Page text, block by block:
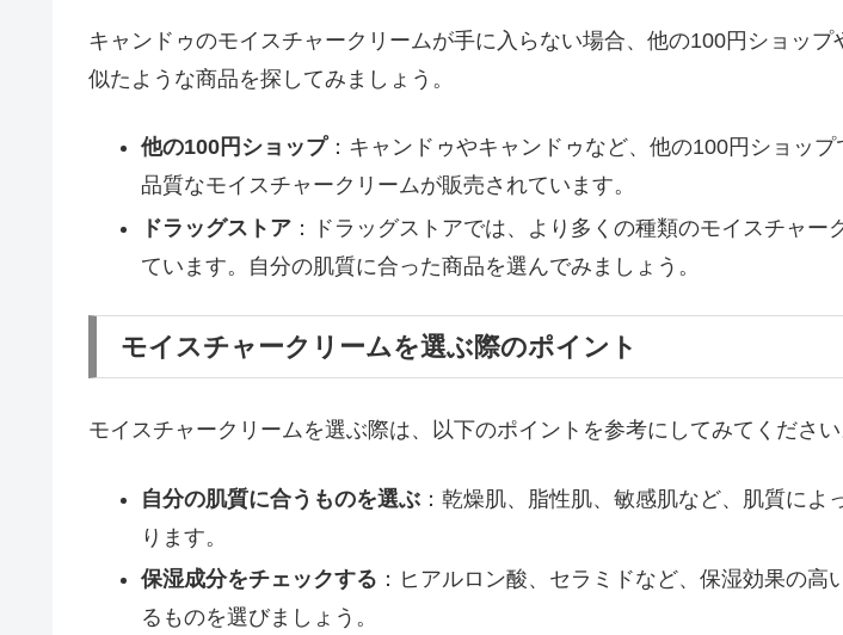
キャンドゥのモイスチャークリームが手に入らない場合、他の100円ショップ
似たような商品を探してみましょう。
他の100円ショップ：キャンドゥやキャンドゥなど、他の100円ショッ
品質なモイスチャークリームが販売されています。
ドラッグストア：ドラッグストアでは、より多くの種類のモイスチャー
ています。自分の肌質に合った商品を選んでみましょう。
モイスチャークリームを選ぶ際のポイント
モイスチャークリームを選ぶ際は、以下のポイントを参考にしてみてください
自分の肌質に合うものを選ぶ：乾燥肌、脂性肌、敏感肌など、肌質によ
ります。
保湿成分をチェックする ：ヒアルロン酸、セラミドなど、保湿効果の高
るものを選びましょう。